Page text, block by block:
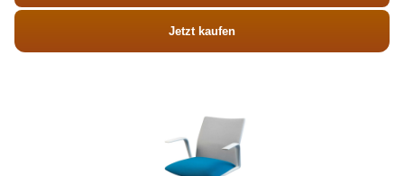
Jetzt kaufen